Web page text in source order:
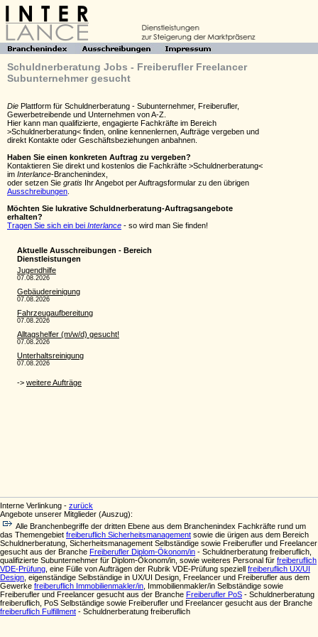
Schuldnerberatung Jobs - Freiberufler Freelancer
Subunternehmer gesucht
Die Plattform für Schuldnerberatung - Subunternehmer, Freiberufler,
Gewerbetreibende und Unternehmen von A-Z.
Hier kann man qualifizierte, engagierte Fachkräfte im Bereich
>Schuldnerberatung< finden, online kennenlernen, Aufträge vergeben und
direkt Kontakte oder Geschäftsbeziehungen anbahnen.
Haben Sie einen konkreten Auftrag zu vergeben?
Kontaktieren Sie direkt und kostenlos die Fachkräfte >Schuldnerberatung<
im Interlance-Branchenindex,
oder setzen Sie gratis Ihr Angebot per Auftragsformular zu den übrigen
Ausschreibungen
Möchten Sie lukrative Schuldnerberatung-Auftragsangebote
erhalten?
Tragen Sie sich ein bei Interlance - so wird man Sie finden!
Interne Verlinkung - zurück
Angebote unserer Mitglieder (Auszug):
Alle Branchenbegriffe der dritten Ebene aus dem Branchenindex Fachkräfte rund um
das Themengebiet freiberuflich Sicherheitsmanagement sowie die ürigen aus dem Bereich
Schuldnerberatung, Sicherheitsmanagement Selbständige sowie Freiberufler und Freelancer
gesucht aus der Branche Freiberufler Diplom-Ökonom/in - Schuldnerberatung freiberuflich,
qualifizierte Subunternehmer für Diplom-Ökonom/in, sowie weiteres Personal für freiberuflich
VDE-Prüfung , eine Fülle von Aufträgen der Rubrik VDE-Prüfung speziell freiberuflich UX/UI
Design , eigenständige Selbständige in UX/UI Design, Freelancer und Freiberufler aus dem
Gewerke freiberuflich Immobilienmakler/in , Immobilienmakler/in Selbständige sowie
Freiberufler und Freelancer gesucht aus der Branche Freiberufler PoS - Schuldnerberatung
freiberuflich, PoS Selbständige sowie Freiberufler und Freelancer gesucht aus der Branche
freiberuflich Fulfillment - Schuldnerberatung freiberuflich